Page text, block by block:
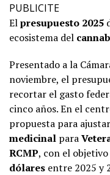
PUBLICITE
Elpresupuesto 2025
ecosistema del
Presentado a la
noviembre, el
recortar el gasto
cinco años. En el
propuesta para
medicinal para
RCMP, con el
dólares entre 2025 y